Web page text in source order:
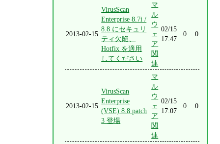
2013-02-15
VirusScan
Enterprise 8.7i /
8.8 にセキュリ
ティ欠陥、
Hotfix を適用
してください
マ
ル
ウ
ェ
ア
関
連
02/15
17:47
0 0
2013-02-15
VirusScan
Enterprise
(VSE) 8.8 patch
3 登場
マ
ル
ウ
ェ
ア
関
連
02/15
17:07
0 0